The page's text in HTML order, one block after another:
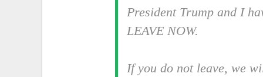
President Trump and I
LEAVE NOW.
If you do not leave, we